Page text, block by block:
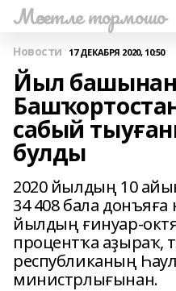
Мәсетле тормошо
Новости 17 ДЕКАБРЯ 2020, 10:50
Йыл башынан
сабый
булды
2020 йылдың 10
34 408 бала донъяға
йылдың ғинуар-
процентҡа аҙыраҡ,
республиканың
министрлығынан.